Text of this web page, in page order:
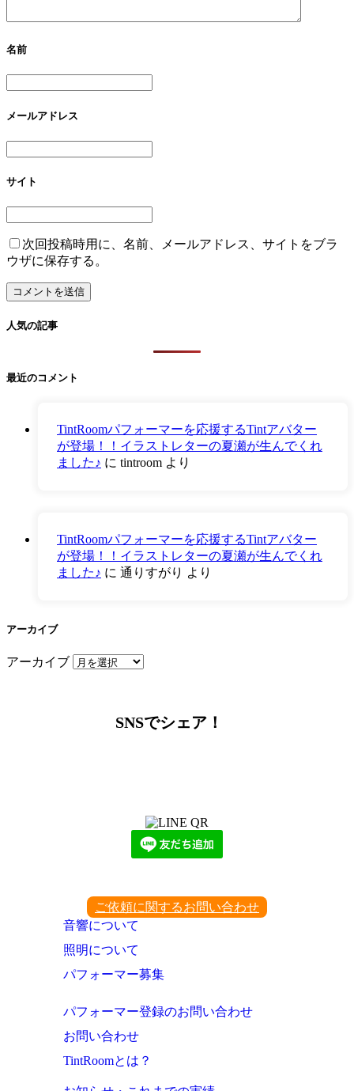
名前
メールアドレス
サイト
次回投稿時用に、名前、メールアドレス、サイトをブラ
ウザに保存する。
人気の記事
最近のコメント
TintRoomパフォーマーを応援するTintアバター
が登場！！イラストレターの夏瀬が生んでくれ
ました♪ に tintroom より
TintRoomパフォーマーを応援するTintアバター
が登場！！イラストレターの夏瀬が生んでくれ
ました♪ に 通りすがり より
アーカイブ
アーカイブ
SNSでシェア！
ご依頼に関するお問い合わせ
音響について
照明について
パフォーマー募集
パフォーマー登録のお問い合わせ
お問い合わせ
TintRoomとは？